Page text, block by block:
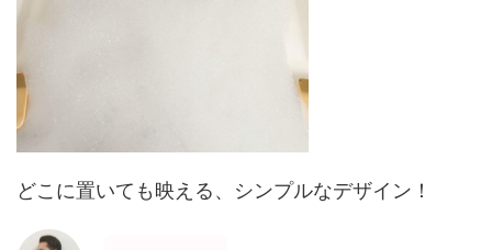
どこに置いても映える、シンプルなデザイン！